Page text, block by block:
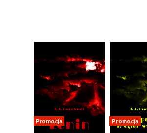
Promocja Promocja